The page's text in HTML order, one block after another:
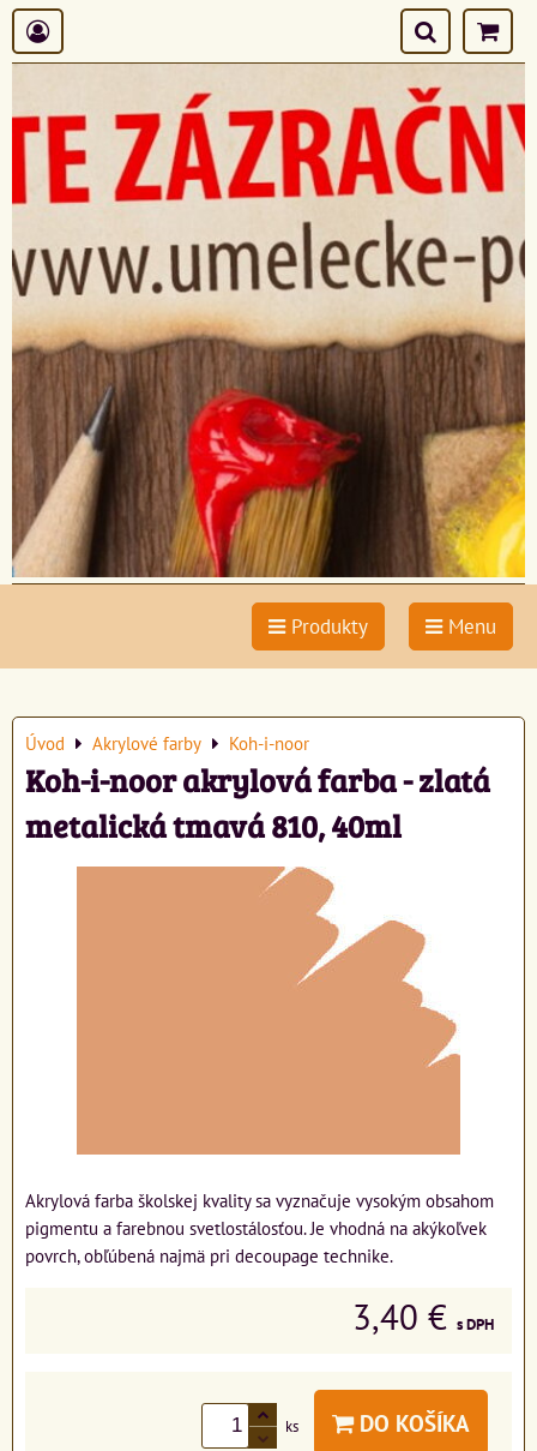
Produkty Menu
Úvod Akrylové farby Koh-i-noor
Koh-i-noor akrylová farba - zlatá
metalická tmavá 810, 40ml
Akrylová farba školskej kvality sa vyznačuje vysokým obsahom
pigmentu a farebnou svetlostálosťou. Je vhodná na akýkoľvek
povrch, obľúbená najmä pri decoupage technike.
3,40 € s DPH
ks DO KOŠÍKA